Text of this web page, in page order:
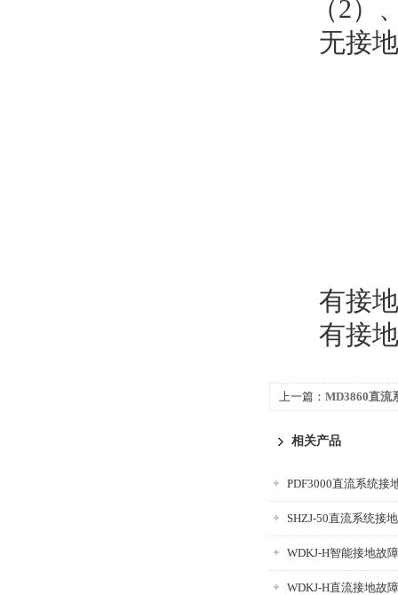
（2）
无接地
有接地
有接地
上一篇： MD3860直流
相关产品
PDF3000直流系统接
SHZJ-50直流系统接
WDKJ-H智能接地故
WDKJ-H直流接地故